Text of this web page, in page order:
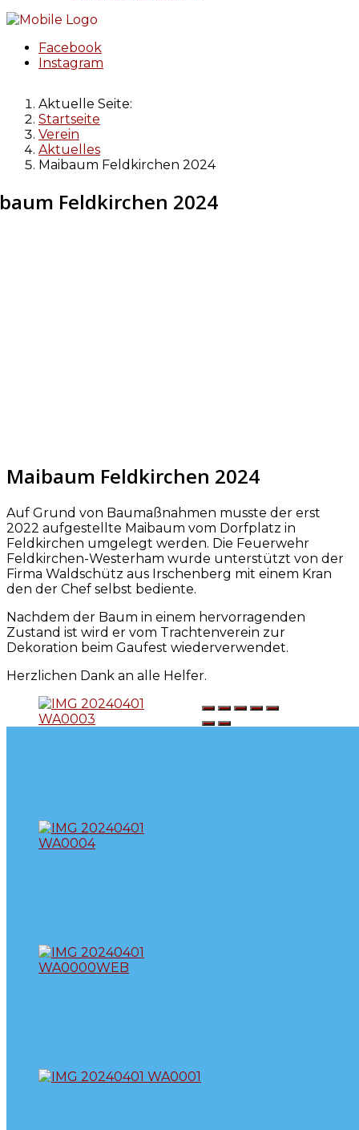
Facebook
Instagram
Aktuelle Seite:
Startseite
Verein
Aktuelles
Maibaum Feldkirchen 2024
Maibaum Feldkirchen 2024
Auf Grund von Baumaßnahmen musste der erst
2022 aufgestellte Maibaum vom Dorfplatz in
Feldkirchen umgelegt werden. Die Feuerwehr
Feldkirchen-Westerham wurde unterstützt von der
Firma Waldschütz aus Irschenberg mit einem Kran
den der Chef selbst bediente.
Nachdem der Baum in einem hervorragenden
Zustand ist wird er vom Trachtenverein zur
Dekoration beim Gaufest wiederverwendet.
Herzlichen Dank an alle Helfer.